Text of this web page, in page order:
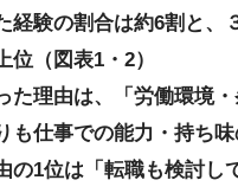
経験の割合は約6割と
位（図表1・2）
た理由は、「労働環境
も仕事での能力・持ち
の1位は「転職も検討